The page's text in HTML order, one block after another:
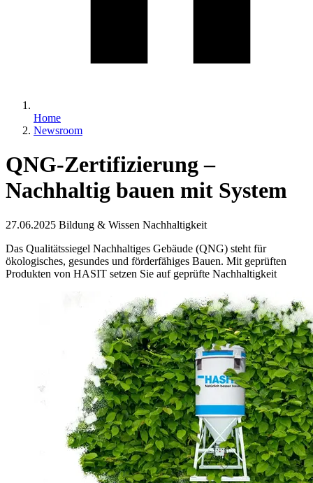
Home
Newsroom
QNG-Zertifizierung –
Nachhaltig bauen mit System
27.06.2025 Bildung & Wissen Nachhaltigkeit
Das Qualitätssiegel Nachhaltiges Gebäude (QNG) steht für
ökologisches, gesundes und förderfähiges Bauen. Mit geprüften
Produkten von HASIT setzen Sie auf geprüfte Nachhaltigkeit